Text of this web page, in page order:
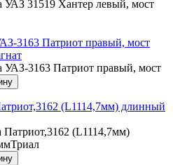
3163 Патриот правый, мост
(L1114,7мм) длинный